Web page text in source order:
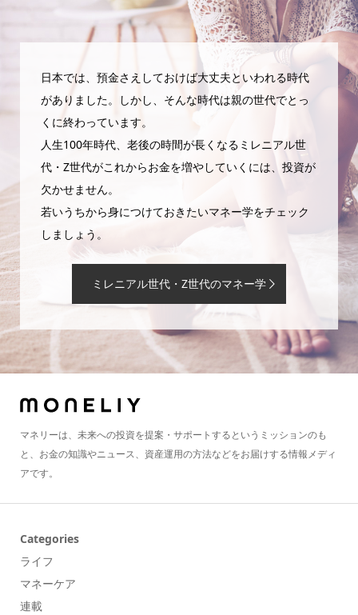
日本では、預金さえしておけば大丈夫といわれる時代
がありました。しかし、そんな時代は親の世代でとっ
くに終わっています。
人生100年時代、老後の時間が長くなるミレニアル世
代・Z世代がこれからお金を増やしていくには、投資が
欠かせません。
若いうちから身につけておきたいマネー学をチェック
しましょう。
ミレニアル世代・Z世代のマネー学
マネリーは、未来への投資を提案・サポートするというミッションのも
と、お金の知識やニュース、資産運用の方法などをお届けする情報メディ
アです。
Categories
ライフ
マネーケア
連載